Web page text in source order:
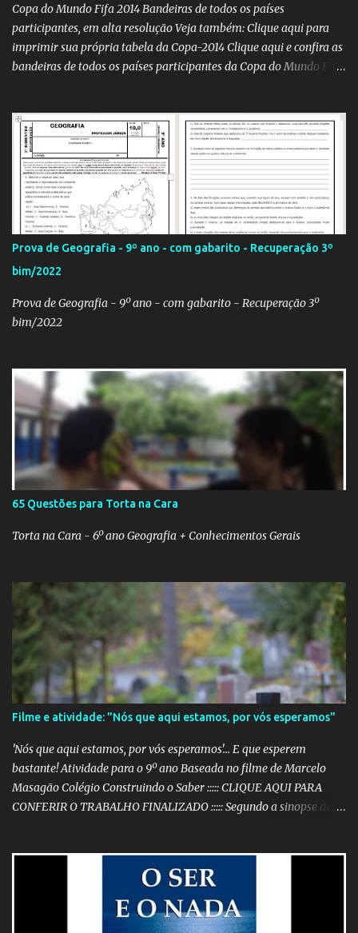
Copa do Mundo Fifa 2014 Bandeiras de todos os países
participantes, em alta resolução Veja também: Clique aqui para
imprimir sua própria tabela da Copa-2014 Clique aqui e confira as
bandeiras de todos os países participantes da Copa do Mundo Fifa
Com um evento como a Copa do Mundo ocorrendo no Brasil,
independentemente se você seja do time 'Viva Copa' ou do time
'Não vai ter Copa', uma hora ou outra acaba precisando das
bandeiras dos países que participarão do evento (para exaltá-los
ou para estraçalhá-los). Principalmente se você for aluno ou
professor! Provavelmente sua escola fará alguma atividade
relacionada ao assunto. Aí, precisa correr para o Google Imagens,
achar a bandeira correta, com a resolução adequada... a maior
função. Eu sei porque já precisei fazer isso. Como deixei os
arquivos armazenados em cas...
Prova de Geografia - 9º ano - com gabarito - Recuperação 3º
bim/2022
Prova de Geografia - 9º ano - com gabarito - Recuperação 3º
bim/2022
65 Questões para Torta na Cara
Torta na Cara - 6º ano Geografia + Conhecimentos Gerais
Filme e atividade: "Nós que aqui estamos, por vós esperamos"
'Nós que aqui estamos, por vós esperamos'... E que esperem
bastante! Atividade para o 9º ano Baseada no filme de Marcelo
Masagão Colégio Construindo o Saber ::::: CLIQUE AQUI PARA
CONFERIR O TRABALHO FINALIZADO ::::: Segundo a sinopse do
lançado em 1999, o filme mostra como os grandes acontecimentos
são repletos de inúmeras histórias menores (mas não menos
importantes) que passam despercebidas na maioria das vezes.